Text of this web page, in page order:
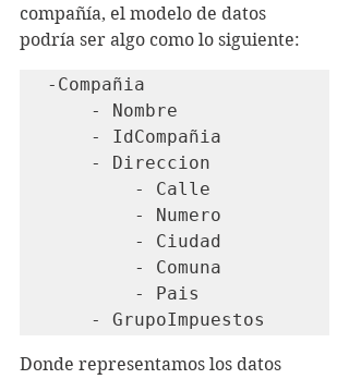
compañía, el modelo de datos
podría ser algo como lo siguiente:
-Compañia
    - GrupoImpuestos
Donde representamos los datos